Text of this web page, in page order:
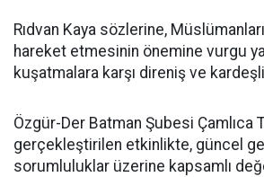
Rıdvan Kaya sözlerine,
hareket etmesinin önemine vurgu
kuşatmalara karşı direniş ve
Özgür-Der Batman Şubesi Çamlıca
gerçekleştirilen etkinlikte, güncel
sorumluluklar üzerine kapsamlı